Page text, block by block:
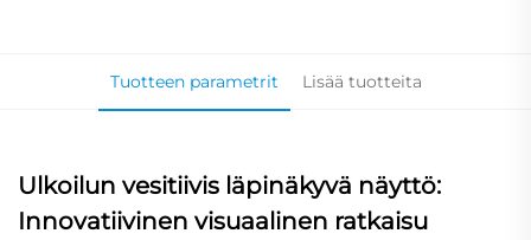
Tuotteen parametrit Lisää tuotteita
Ulkoilun vesitiivis läpinäkyvä näyttö:
Innovatiivinen visuaalinen ratkaisu